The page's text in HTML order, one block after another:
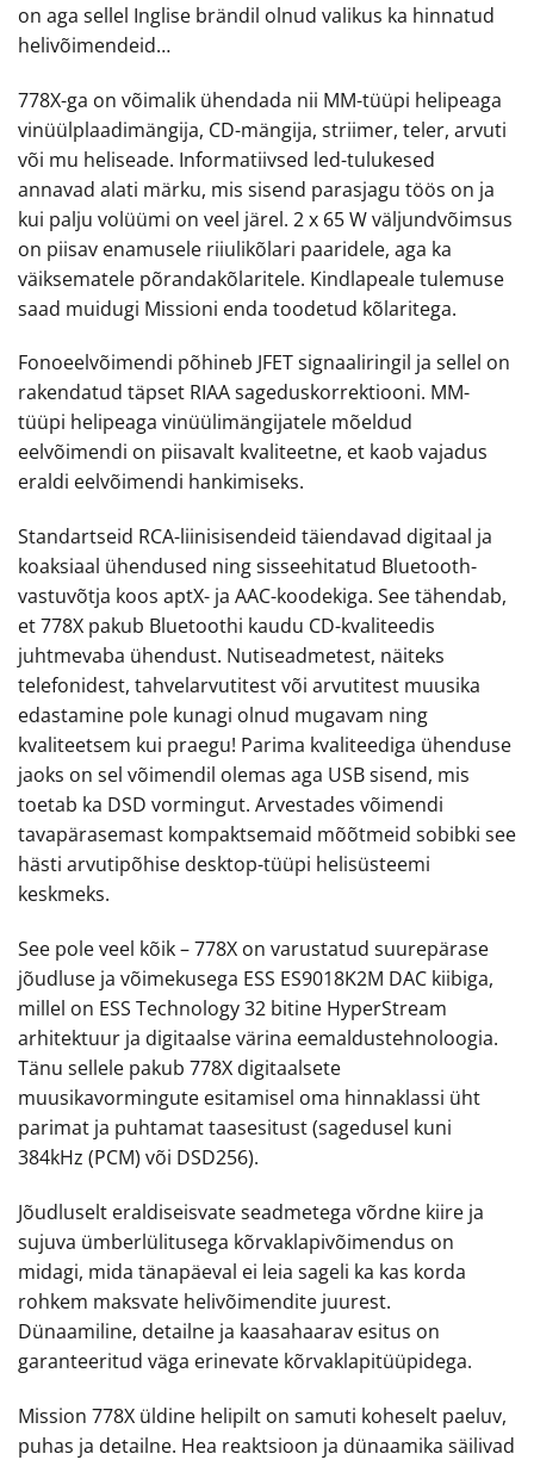
on aga sellel Inglise brändil olnud valikus ka hinnatud
helivõimendeid…
778X-ga on võimalik ühendada nii MM-tüüpi helipeaga
vinüülplaadimängija, CD-mängija, striimer, teler, arvuti
või mu heliseade. Informatiivsed led-tulukesed
annavad alati märku, mis sisend parasjagu töös on ja
kui palju volüümi on veel järel. 2 x 65 W väljundvõimsus
on piisav enamusele riiulikõlari paaridele, aga ka
väiksematele põrandakõlaritele. Kindlapeale tulemuse
saad muidugi Missioni enda toodetud kõlaritega.
Fonoeelvõimendi põhineb JFET signaaliringil ja sellel on
rakendatud täpset RIAA sageduskorrektiooni. MM-
tüüpi helipeaga vinüülimängijatele mõeldud
eelvõimendi on piisavalt kvaliteetne, et kaob vajadus
eraldi eelvõimendi hankimiseks.
Standartseid RCA-liinisisendeid täiendavad digitaal ja
koaksiaal ühendused ning sisseehitatud Bluetooth-
vastuvõtja koos aptX- ja AAC-koodekiga. See tähendab,
et 778X pakub Bluetoothi kaudu CD-kvaliteedis
juhtmevaba ühendust. Nutiseadmetest, näiteks
telefonidest, tahvelarvutitest või arvutitest muusika
edastamine pole kunagi olnud mugavam ning
kvaliteetsem kui praegu! Parima kvaliteediga ühenduse
jaoks on sel võimendil olemas aga USB sisend, mis
toetab ka DSD vormingut. Arvestades võimendi
tavapärasemast kompaktsemaid mõõtmeid sobibki see
hästi arvutipõhise desktop-tüüpi helisüsteemi
keskmeks.
See pole veel kõik – 778X on varustatud suurepärase
jõudluse ja võimekusega ESS ES9018K2M DAC kiibiga,
millel on ESS Technology 32 bitine HyperStream
arhitektuur ja digitaalse värina eemaldustehnoloogia.
Tänu sellele pakub 778X digitaalsete
muusikavormingute esitamisel oma hinnaklassi üht
parimat ja puhtamat taasesitust (sagedusel kuni
384kHz (PCM) või DSD256).
Jõudluselt eraldiseisvate seadmetega võrdne kiire ja
sujuva ümberlülitusega kõrvaklapivõimendus on
midagi, mida tänapäeval ei leia sageli ka kas korda
rohkem maksvate helivõimendite juurest.
Dünaamiline, detailne ja kaasahaarav esitus on
garanteeritud väga erinevate kõrvaklapitüüpidega.
Mission 778X üldine helipilt on samuti koheselt paeluv,
puhas ja detailne. Hea reaktsioon ja dünaamika säilivad